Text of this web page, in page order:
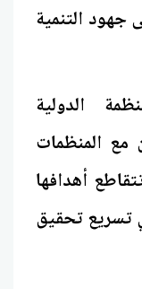
جهود التنمية
الدولية
مع المنظمات
أهدافها
تسريع تحقيق